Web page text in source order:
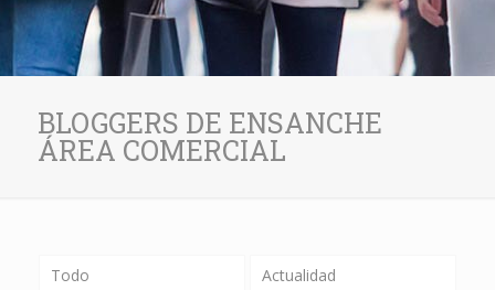
BLOGGERS DE ENSANCHE
ÁREA COMERCIAL
Todo Actualidad